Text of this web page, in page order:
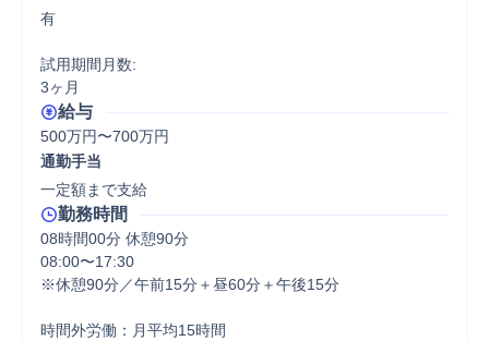
有
試用期間月数:
3ヶ月
給与
500万円〜700万円
通勤手当
一定額まで支給
勤務時間
08時間00分 休憩90分
08:00〜17:30
※休憩90分／午前15分＋昼60分＋午後15分
時間外労働：月平均15時間